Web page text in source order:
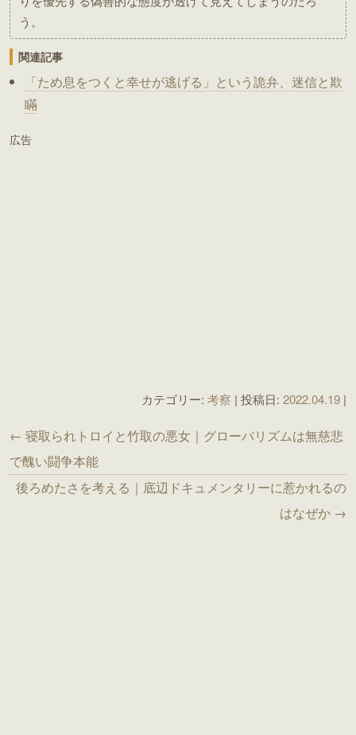
う。
関連記事
「ため息をつくと幸せが逃げる」という詭弁、迷信と欺
瞞
広告
カテゴリー: 考察 | 投稿日: 2022.04.19 |
← 寝取られトロイと竹取の悪女｜グローバリズムは無慈悲
で醜い闘争本能
後ろめたさを考える｜底辺ドキュメンタリーに惹かれるの
はなぜか →